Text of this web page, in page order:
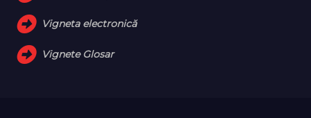
Vigneta electronică
Vignete Glosar